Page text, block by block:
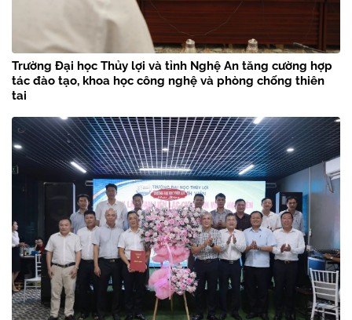
Trường Đại học Thủy lợi và tỉnh Nghệ An tăng cường hợp
tác đào tạo, khoa học công nghệ và phòng chống thiên
tai